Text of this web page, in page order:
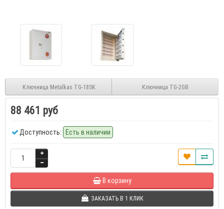
Ключница Metalkas TG-18SK Ключница TG-2GB
88 461 руб
Доступность: Есть в наличии
В корзину
ЗАКАЗАТЬ В 1 КЛИК